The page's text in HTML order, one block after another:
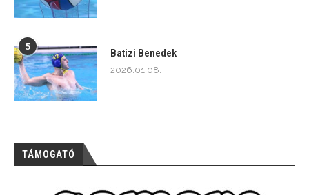
5
Batizi Benedek
2026.01.08.
TÁMOGATÓ